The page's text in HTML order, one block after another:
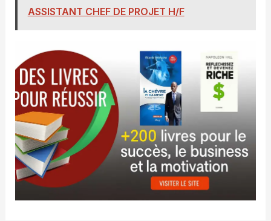
ASSISTANT CHEF DE PROJET H/F